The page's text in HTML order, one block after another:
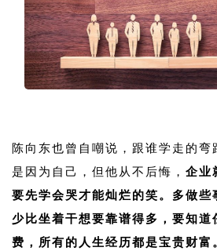
陈向东也曾自嘲说，跟谁学走的弯
是因为自己，但他从不后悔， 企业
要先学会哭才能灿烂的笑。多做些
少比坐着干想要靠谱得多，要知道
费，所有的人生经历都是宝贵财富